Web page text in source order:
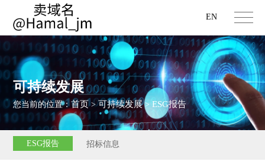
EN
可持续发展
您当前的位置：首页>可持续发展>ESG报告
ESG报告 招标信息